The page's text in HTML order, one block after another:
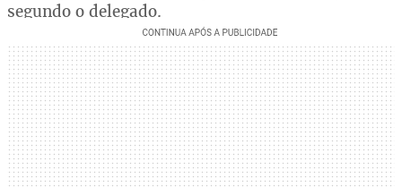
segundo o delegado.